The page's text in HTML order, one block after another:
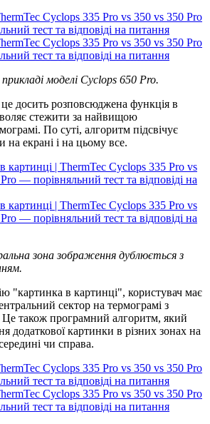
моделі Cyclops 650 Pro.
досить розповсюджена функція в
стежити за найвищою
По суті, алгоритм підсвічує
на екрані і на цьому все.
зона зображення дублюється з
"картинка в картинці", користувач має
сектор на термограмі з
Це також програмний алгоритм, який
додаткової картинки в різних зонах на
чи справа.